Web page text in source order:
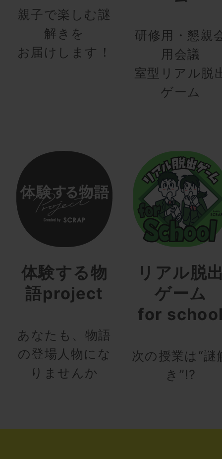
親子で楽しむ謎
解きを
お届けします！
研修用・懇親
用会議
室型リアル脱
ゲーム
体験する物
語project
あなたも、物語
の登場人物にな
りませんか
リアル脱
ゲーム
for
次の授業は“謎
き”!?